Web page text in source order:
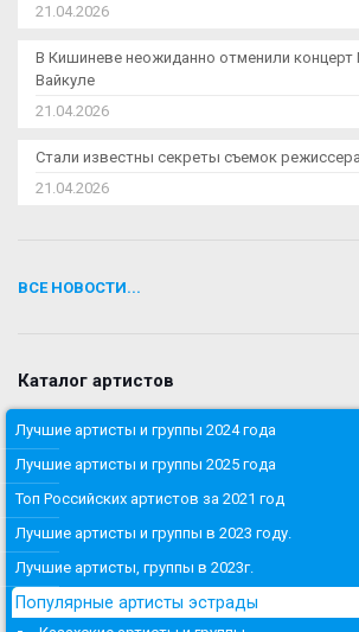
21.04.2026
В Кишиневе неожиданно отменили концерт
Вайкуле
21.04.2026
Стали известны секреты съемок
21.04.2026
ВСЕ НОВОСТИ...
Каталог артистов
Лучшие артисты и группы 2024 года
Лучшие артисты и группы 2025 года
Топ Российских артистов за 2021 год
Лучшие артисты и группы в 2023 году.
Лучшие артисты, группы в 2023г.
Популярные артисты эстрады